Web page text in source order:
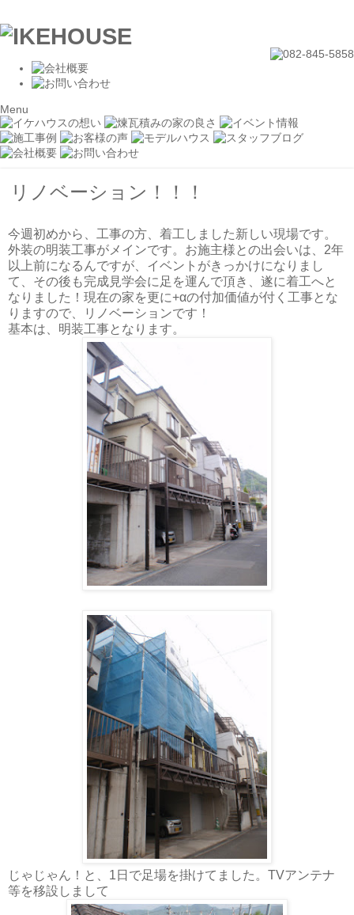
Menu
リノベーション！！！
今週初めから、工事の方、着工しました新しい現場です。
外装の明装工事がメインです。お施主様との出会いは、2年
以上前になるんですが、イベントがきっかけになりまし
て、その後も完成見学会に足を運んで頂き、遂に着工へと
なりました！現在の家を更に+αの付加価値が付く工事とな
りますので、リノベーションです！
基本は、明装工事となります。
じゃじゃん！と、1日で足場を掛けてました。TVアンテナ
等を移設しまして